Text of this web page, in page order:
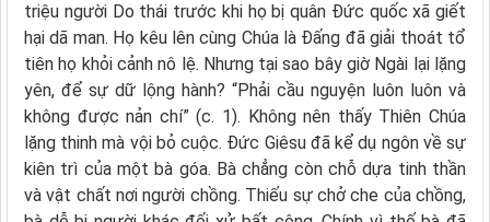
triệu người Do thái trước khi họ bị quân Đức quốc xã giết
hại dã man. Họ kêu lên cùng Chúa là Đấng đã giải thoát tổ
tiên họ khỏi cảnh nô lệ. Nhưng tại sao bây giờ Ngài lại lặng
yên, để sự dữ lộng hành? “Phải cầu nguyện luôn luôn và
không được nản chí” (c. 1). Không nên thấy Thiên Chúa
lặng thinh mà vội bỏ cuộc. Đức Giêsu đã kể dụ ngôn về sự
kiên trì của một bà góa. Bà chẳng còn chỗ dựa tinh thần
và vật chất nơi người chồng. Thiếu sự chở che của chồng,